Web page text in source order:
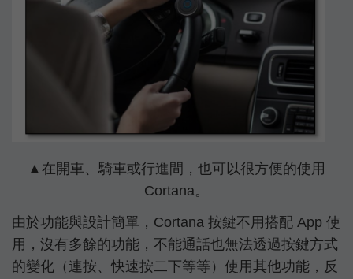
▲在開車、騎車或行進間，也可以很方便的使用
Cortana。
由於功能與設計簡單，Cortana 按鍵不用搭配 App 使
用，沒有多餘的功能，不能通話也無法透過按鍵方式
的變化（連按、快速按二下等等）使用其他功能，反